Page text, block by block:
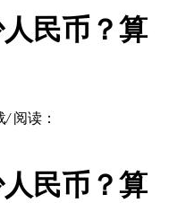
民币？算
/ 阅读：
民币？算